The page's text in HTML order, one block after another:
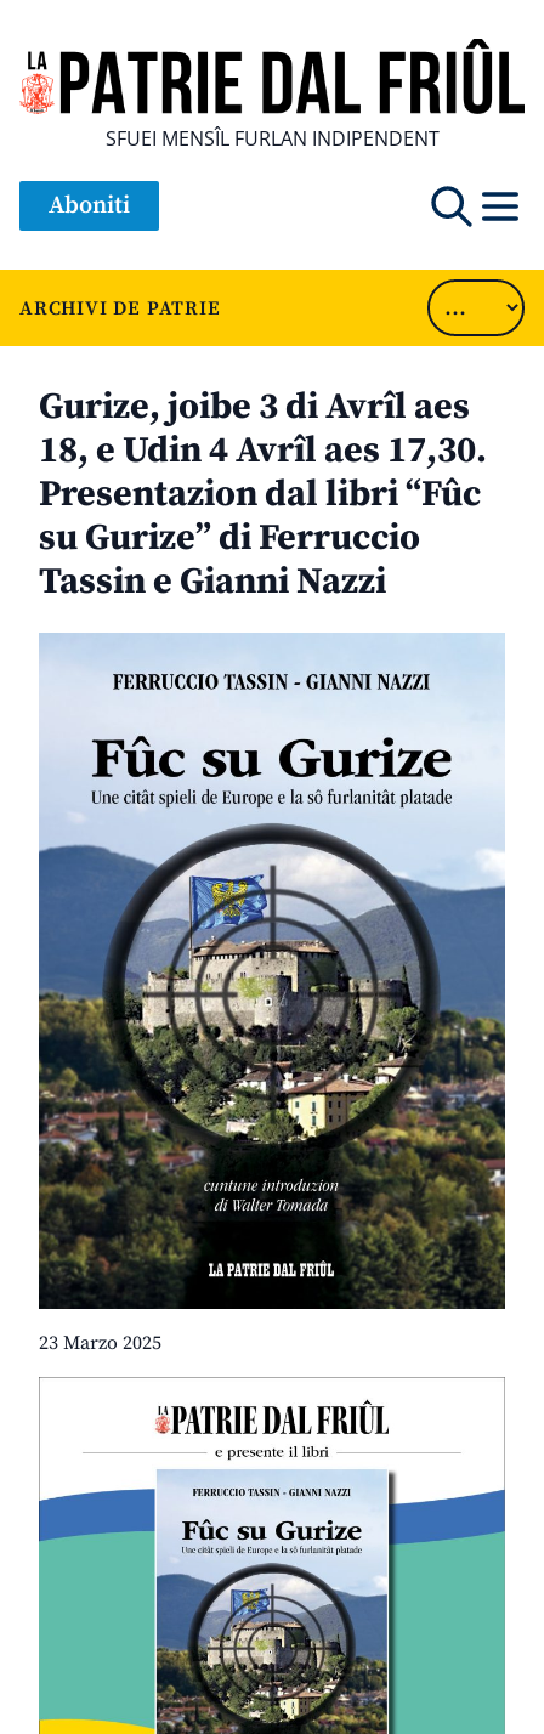
SFUEI MENSÎL FURLAN INDIPENDENT
Aboniti
ARCHIVI DE PATRIE
Gurize, joibe 3 di Avrîl aes
18, e Udin 4 Avrîl aes 17,30.
Presentazion dal libri “Fûc
su Gurize” di Ferruccio
Tassin e Gianni Nazzi
23 Marzo 2025